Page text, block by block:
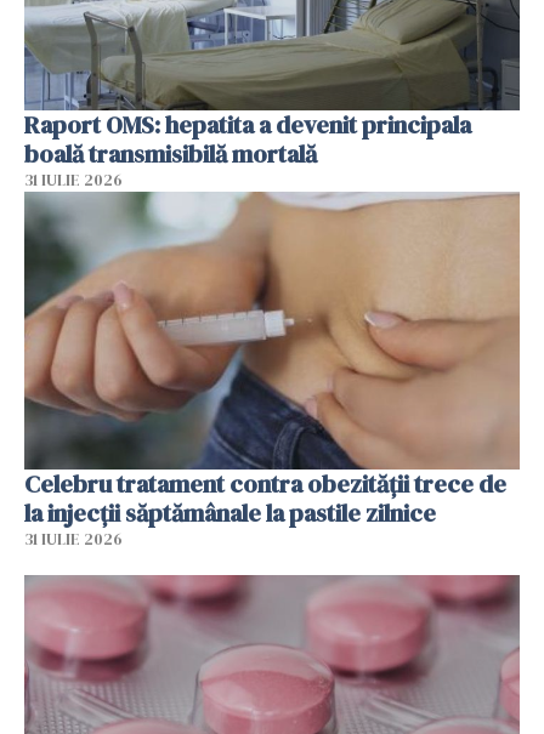
Raport OMS: hepatita a devenit principala
boală transmisibilă mortală
31 IULIE 2026
Celebru tratament contra obezității trece de
la injecții săptămânale la pastile zilnice
31 IULIE 2026